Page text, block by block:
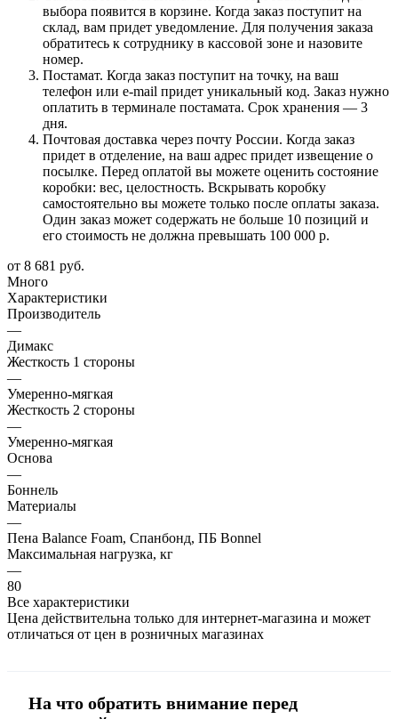
выбора появится в корзине. Когда заказ поступит на
склад, вам придет уведомление. Для получения заказа
обратитесь к сотруднику в кассовой зоне и назовите
номер.
Постамат. Когда заказ поступит на точку, на ваш
телефон или e-mail придет уникальный код. Заказ нужно
оплатить в терминале постамата. Срок хранения — 3
дня.
Почтовая доставка через почту России. Когда заказ
придет в отделение, на ваш адрес придет извещение о
посылке. Перед оплатой вы можете оценить состояние
коробки: вес, целостность. Вскрывать коробку
самостоятельно вы можете только после оплаты заказа.
Один заказ может содержать не больше 10 позиций и
его стоимость не должна превышать 100 000 р.
от 8 681 руб.
Много
Характеристики
Производитель
—
Димакс
Жесткость 1 стороны
—
Умеренно-мягкая
Жесткость 2 стороны
—
Умеренно-мягкая
Основа
—
Боннель
Материалы
—
Пена Balance Foam, Спанбонд, ПБ Bonnel
Максимальная нагрузка, кг
—
80
Все характеристики
Цена действительна только для интернет-магазина и может
отличаться от цен в розничных магазинах
На что обратить внимание перед